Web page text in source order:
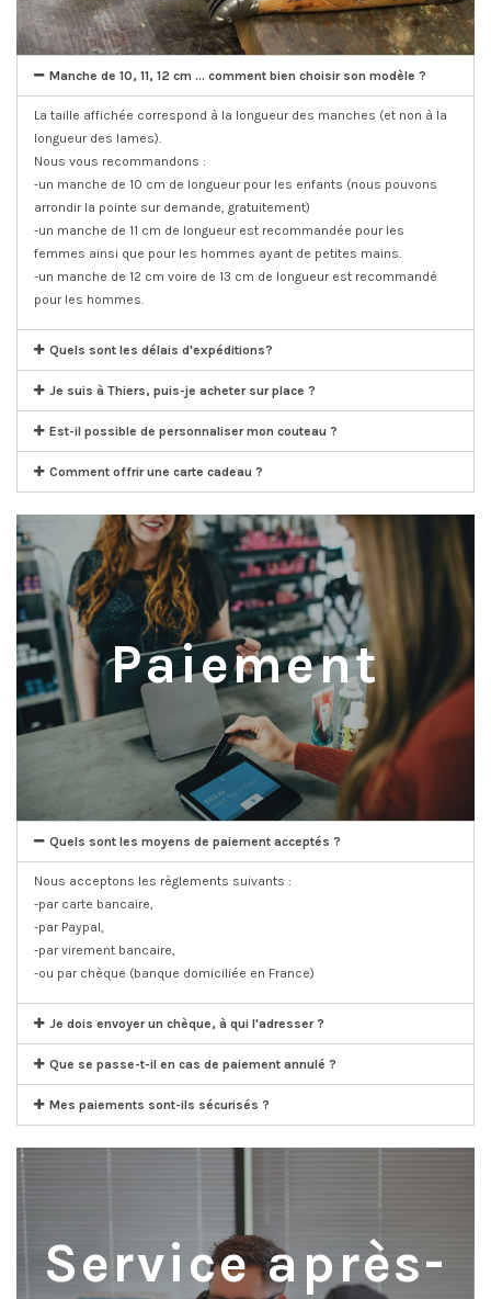
Manche de 10, 11, 12 cm ... comment bien choisir son modèle ?
La taille affichée correspond à la longueur des manches (et non à la
longueur des lames).
Nous vous recommandons :
-un manche de 10 cm de longueur pour les enfants (nous pouvons
arrondir la pointe sur demande, gratuitement)
-un manche de 11 cm de longueur est recommandée pour les
femmes ainsi que pour les hommes ayant de petites mains.
-un manche de 12 cm voire de 13 cm de longueur est recommandé
pour les hommes.
Quels sont les délais d'expéditions?
Je suis à Thiers, puis-je acheter sur place ?
Est-il possible de personnaliser mon couteau ?
Comment offrir une carte cadeau ?
Paiement
Quels sont les moyens de paiement acceptés ?
Nous acceptons les règlements suivants :
-par carte bancaire,
-par Paypal,
-par virement bancaire,
-ou par chèque (banque domiciliée en France)
Je dois envoyer un chèque, à qui l'adresser ?
Que se passe-t-il en cas de paiement annulé ?
Mes paiements sont-ils sécurisés ?
Service après-